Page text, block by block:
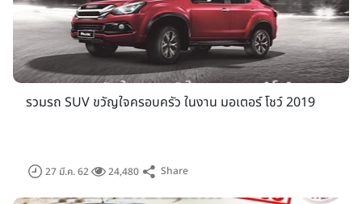
โดยภายในงานมอเตอร์โชว์ ครั้งที่ 40 นี้ ก็ยังคงมีบริษัทรถยนต์
มากกว่า 30 แบรนด์ รวมถึงรถจักรยานยนต์อีก 15 แบรนด์ เข้าร่วม
อย่างคับคั่ง ทางด้านรถยนต์เริ่มจากค่ายญี่ปุ่นอย่าง Toyota,
Lexus, Nissan, Honda, Mitsubishi, Isuzu, Mazda,
Subaru, Suzuki ส่วนรถเกาหลีอีก 2 แบรนด์คือ KIA และ
Hyundai เป็นต้น ในส่วนของแบรนด์รถยุโรปและรถอเมริกัน ก็มา
Ford, Maserati, Chevrolet ที่ต่างจะนำผลิตภัณฑ์รุ่นใหม่ๆ รวม
รวมรถ SUV ขวัญใจครอบครัว ในงาน มอเตอร์ โชว์ 2019
27 มี.ค. 62 24,480 Share